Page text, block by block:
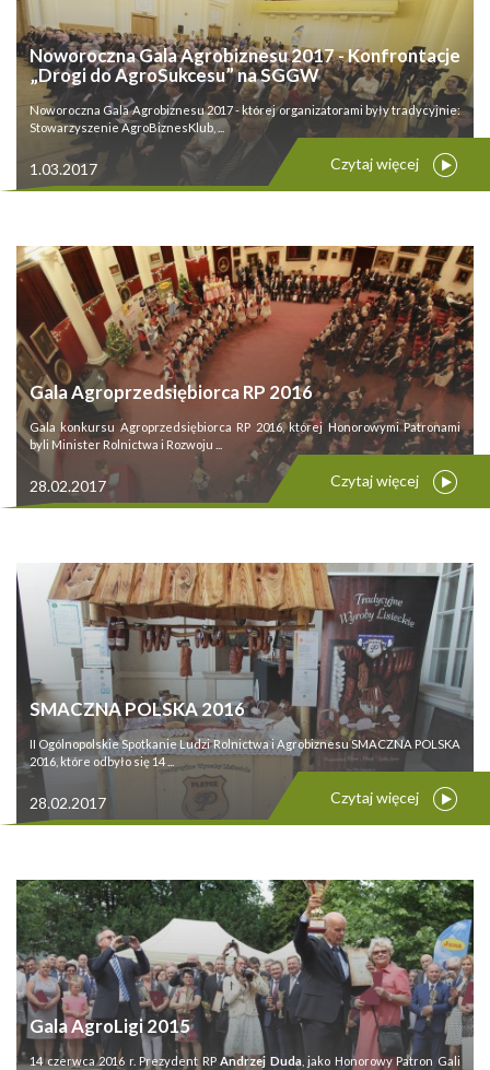
Noworoczna Gala Agrobiznesu 2017 - Konfrontacje
„Drogi do AgroSukcesu” na SGGW
Noworoczna Gala Agrobiznesu 2017 - której organizatorami były tradycyjnie:
Stowarzyszenie AgroBiznesKlub, ...
1.03.2017 Czytaj więcej
Gala Agroprzedsiębiorca RP 2016
Gala konkursu Agroprzedsiębiorca RP 2016, której Honorowymi Patronami
byli Minister Rolnictwa i Rozwoju ...
28.02.2017 Czytaj więcej
SMACZNA POLSKA 2016
II Ogólnopolskie Spotkanie Ludzi Rolnictwa i Agrobiznesu SMACZNA POLSKA
2016, które odbyło się 14 ...
28.02.2017 Czytaj więcej
Gala AgroLigi 2015
14 czerwca 2016 r. Prezydent RPAndrzej Duda, jako Honorowy Patron Gali